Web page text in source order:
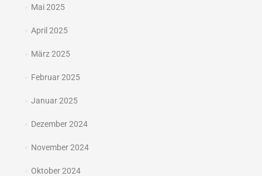
Mai 2025
April 2025
März 2025
Februar 2025
Januar 2025
Dezember 2024
November 2024
Oktober 2024